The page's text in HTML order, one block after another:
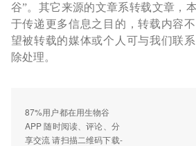
谷”。其它来源的文章系转载文章，
于传递更多信息之目的，转载内容
望被转载的媒体或个人可与我们联
除处理。
87%用户都在用生物谷
APP 随时阅读、评论、分
享交流 请扫描二维码下载-